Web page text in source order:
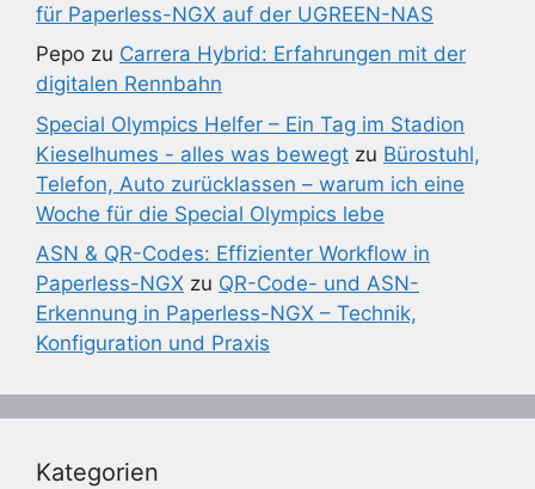
für Paperless-NGX auf der UGREEN-NAS
Pepo zu Carrera Hybrid: Erfahrungen mit der
digitalen Rennbahn
Special Olympics Helfer – Ein Tag im Stadion
Kieselhumes - alles was bewegt zu Bürostuhl,
Telefon, Auto zurücklassen – warum ich eine
Woche für die Special Olympics lebe
ASN & QR-Codes: Effizienter Workflow in
Paperless-NGX zu QR-Code- und ASN-
Erkennung in Paperless-NGX – Technik,
Konfiguration und Praxis
Kategorien